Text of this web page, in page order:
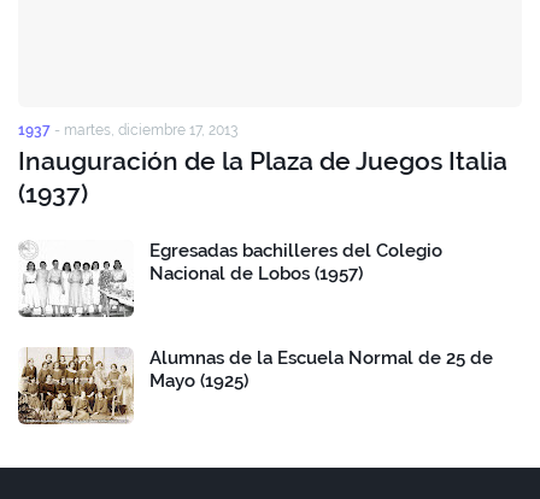
1937 - martes, diciembre 17, 2013
Inauguración de la Plaza de Juegos Italia
(1937)
Egresadas bachilleres del Colegio
Nacional de Lobos (1957)
Alumnas de la Escuela Normal de 25 de
Mayo (1925)